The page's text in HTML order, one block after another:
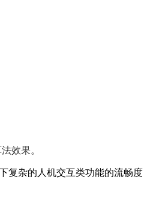
效果。
复杂的人机交互类功能的流畅度